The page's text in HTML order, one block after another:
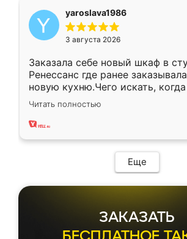
yaroslava1986
3 августа 2026
Заказала себе новый шкаф в
Ренессанс где ранее
новую кухню.Чего искать,
вполне довольна. Служит кухня
два года, нареканий нет.
Читать полностью
Еще
ЗАКАЗАТЬ